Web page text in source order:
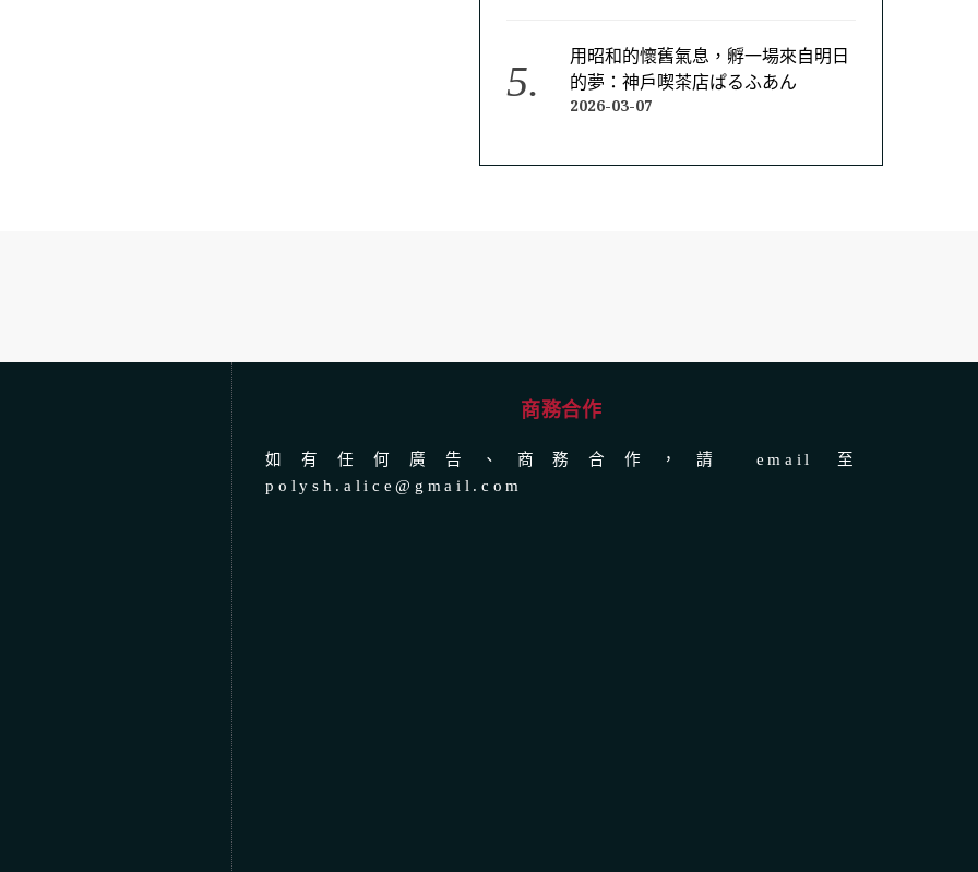
用昭和的懷舊氣息，孵一場來自明日
的夢：神戶喫茶店ぱるふあん
2026-03-07
商務合作
如有任何廣告、商務合作，請 email 至
polysh.alice@gmail.com